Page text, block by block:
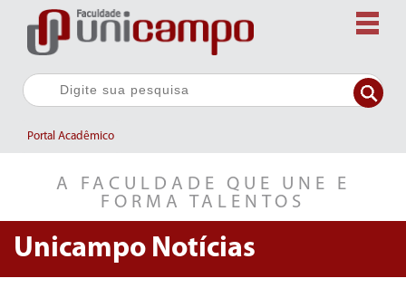
Portal Acadêmico
A FACULDADE QUE UNE E
FORMA TALENTOS
Unicampo Notícias